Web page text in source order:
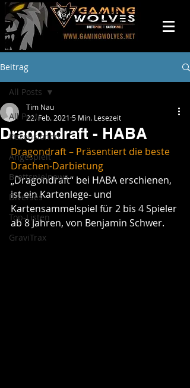
Beitrag
All Posts
Rezensionen
Angespielt
Brettspielnews
Diverses
Top-Listen
GraviTrax
All Posts
Dragondraft - HABA
Tim Nau
22. Feb. 2021 5 Min. Lesezeit
Dragondraft – Präsentiert die beste
Drachen-Darbietung
„Dragondraft“ bei HABA erschienen,
ist ein Kartenlege- und
Kartensammelspiel für 2 bis 4 Spieler
ab 8 Jahren, von Benjamin Schwer.